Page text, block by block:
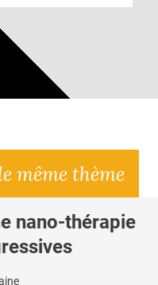
même thème
nano-thérapie